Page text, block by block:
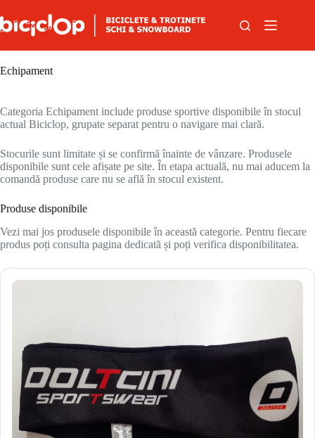
Echipament
Categoria Echipament include produse sportive disponibile în stocul
actual Biciclop, grupate separat pentru o navigare mai clară.
Stocurile sunt limitate și se confirmă înainte de vânzare. Produsele
disponibile sunt cele afișate pe site. În etapa actuală, nu mai aducem la
comandă produse care nu se află în stocul existent.
Produse disponibile
Vezi mai jos produsele disponibile în această categorie. Pentru fiecare
produs poți consulta pagina dedicată și poți verifica disponibilitatea.